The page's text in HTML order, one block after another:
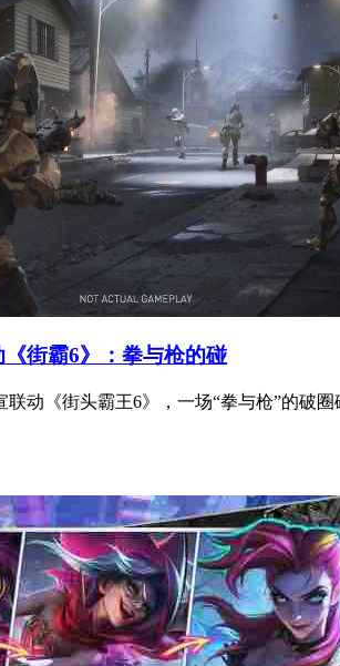
《街霸6》：拳与枪的碰
联动《街头霸王6》，一场“拳与枪”的破